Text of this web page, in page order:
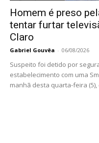
Homem é preso
tentar furtar
Claro
Gabriel Gouvêa - 06/08/2026
Suspeito foi detido por
estabelecimento com uma
manhã desta quarta-feira (5),